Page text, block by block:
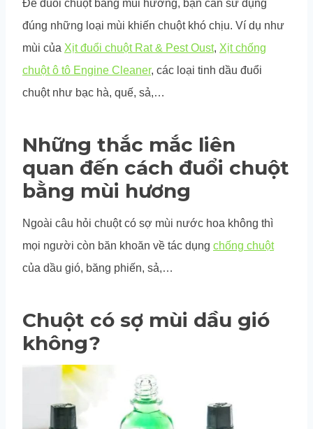
Để đuổi chuột bằng mùi hương, bạn cần sử dụng
đúng những loại mùi khiến chuột khó chịu. Ví dụ như
mùi của Xịt đuổi chuột Rat & Pest Oust, Xịt chống
chuột ô tô Engine Cleaner, các loại tinh dầu đuổi
chuột như bạc hà, quế, sả,…
Những thắc mắc liên
quan đến cách đuổi chuột
bằng mùi hương
Ngoài câu hỏi chuột có sợ mùi nước hoa không thì
mọi người còn băn khoăn về tác dụng chống chuột
của dầu gió, băng phiến, sả,…
Chuột có sợ mùi dầu gió
không?